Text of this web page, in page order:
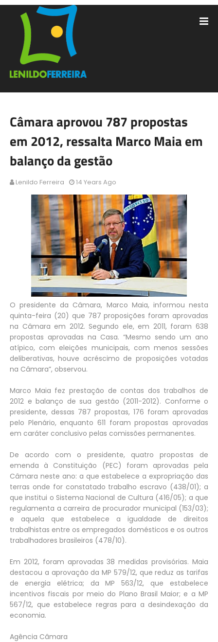
Câmara aprovou 787 propostas
em 2012, ressalta Marco Maia em
balanço da gestão
Lenildo Ferreira 14 Years Ago
O presidente da Câmara, Marco Maia, informou nesta
quinta-feira (20) que 787 proposições foram aprovadas
na Câmara em 2012. Segundo ele, em 2011, foram 638
propostas aprovadas na Casa. “Mesmo sendo um ano
atípico, com eleições municipais, com menos sessões
deliberativas, houve acréscimo de proposições votadas
na Câmara”, observou.
Marco Maia fez prestação de contas dos trabalhos de
2012 e balanço de sua gestão (2011-2012). Conforme o
presidente, dessas 787 propostas, 176 foram aprovadas
pelo Plenário, enquanto 611 foram propostas aprovadas
em caráter conclusivo pelas comissões permanentes.
De acordo com o presidente, quatro propostas de
emenda à Constituição (PEC) foram aprovadas pela
Câmara neste ano: a que estabelece a expropriação das
terras onde for constatado trabalho escravo (438/01); a
que institui o Sistema Nacional de Cultura (416/05); a que
regulamenta a carreira de procurador municipal (153/03);
e aquela que estabelece a igualdade de direitos
trabalhistas entre os empregados domésticos e os outros
trabalhadores brasileiros (478/10).
Em 2012, foram aprovadas 38 medidas provisórias. Maia
destacou a aprovação da MP 579/12, que reduz as tarifas
de energia elétrica; da MP 563/12, que estabelece
incentivos fiscais por meio do Plano Brasil Maior; e a MP
567/12, que estabelece regras para a desindexação da
economia.
Agência Câmara